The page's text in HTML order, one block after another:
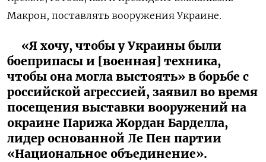
Макрон, поставлять вооружения Украине.
«Я хочу, чтобы у Украины были
боеприпасы и [военная] техника,
чтобы она могла выстоять» в борьбе с
российской агрессией, заявил во время
посещения выставки вооружений на
окраине Парижа Жордан Барделла,
лидер основанной Ле Пен партии
«Национальное объединение».